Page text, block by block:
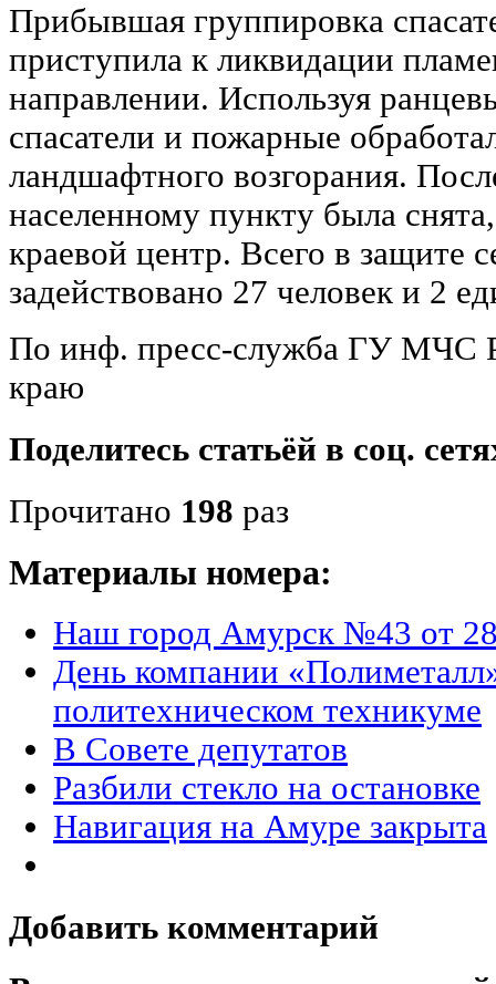
Прибывшая группировка
приступила к ликвидации
направлении. Используя
спасатели и пожарные
ландшафтного возгорания.
населенному пункту была
краевой центр. Всего в защите
задействовано 27 человек и 2
По инф. пресс-служба ГУ МЧС
краю
Поделитесь статьёй в соц.
Прочитано 198 раз
Материалы номера:
Наш город Амурск №43 от 28
День компании
политехническом техникуме
В Совете депутатов
Разбили стекло на остановке
Навигация на Амуре закрыта
Добавить комментарий